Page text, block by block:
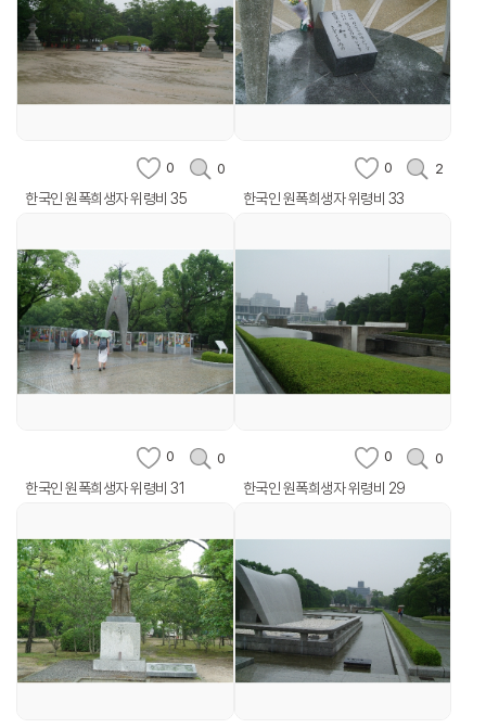
0 0
한국인 원폭희생자 위령비 35
0 2
한국인 원폭희생자 위령비 33
0 0
한국인 원폭희생자 위령비 31
0 0
한국인 원폭희생자 위령비 29